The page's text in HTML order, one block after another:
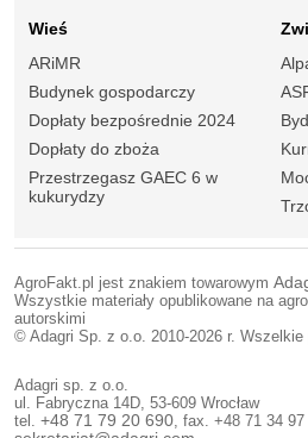
Wieś
ARiMR
Budynek gospodarczy
Dopłaty bezpośrednie 2024
Dopłaty do zboża
Przestrzegasz GAEC 6 w
kukurydzy
AgroFakt.pl jest znakiem towarowym
Wszystkie materiały opublikowane na
autorskimi
© Adagri Sp. z o.o. 2010-2026 r. Wszelkie
Adagri sp. z o.o.
ul. Fabryczna 14D, 53-609 Wrocław
tel. +48 71 79 20 690 , fax. +48 71 34